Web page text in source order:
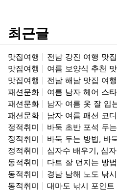
최근글
맛집여행
전남 강진 여행 맛집 가볼만한 곳, 강
맛집여행
여름 보양식 추천 맛집, 인천 맛집 가볼만한 곳, 인
맛집여행
전남 해남 맛집 여행 가볼만한 곳, 해남읍(소고기, 애호박찌개, 돈까스), 산이면-내장탕, 땅끝-횟
패션문화
여름 남자 헤어 스타일 정보, 여름에
패션문화
남자 여름 옷 잘 입는 방법, 여자들이 좋아 하는 남자 여
패션문화
남자 여름 패션 코디 가성비 좋은 패션 브랜드, 코디 정보,
정적취미
바둑 초반 포석 두는 방법, 바둑 포석 정석 행마, 사활, 끝내기,
정적취미
바둑 두는 방법, 바둑의 기초 바둑 용어
정적취미
십자수 배우기, 십자수 기초 입
동적취미
다트 잘 던지는 방법, 다트 그립, 자세, 스로
동적취미
경남 남해 노도 낚시 포인트 및 조황 정
동적취미
대마도 낚시 포인트 및 조황 정보,